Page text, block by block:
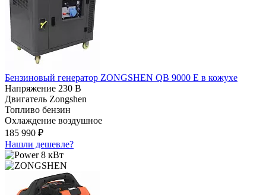
Бензиновый генератор ZONGSHEN QB 9000 E в кожухе
Напряжение 230 В
Двигатель Zongshen
Топливо бензин
Охлаждение воздушное
185 990 ₽
Нашли дешевле?
8 кВт